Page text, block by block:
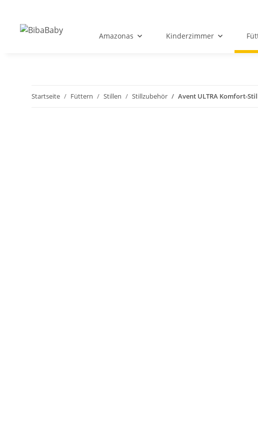
Amazonas Kinderzimmer
Startseite Füttern Stillen Stillzubehör Avent ULTRA Komfort-